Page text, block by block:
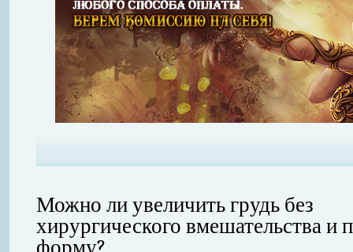
Можно ли увеличить грудь без
хирургического вмешательства и